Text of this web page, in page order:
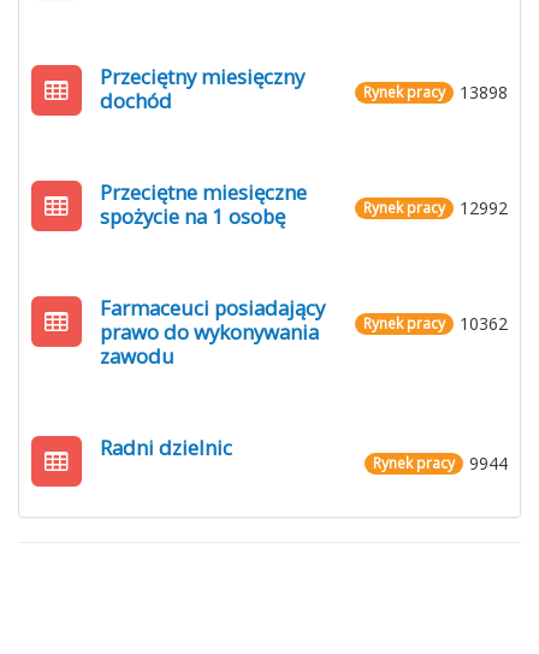
13898
Rynek pracy
Przeciętny miesięczny
dochód
12992
Rynek pracy
Przeciętne miesięczne
spożycie na 1 osobę
10362
Rynek pracy
Farmaceuci posiadający
prawo do wykonywania
zawodu
9944
Rynek pracy
Radni dzielnic